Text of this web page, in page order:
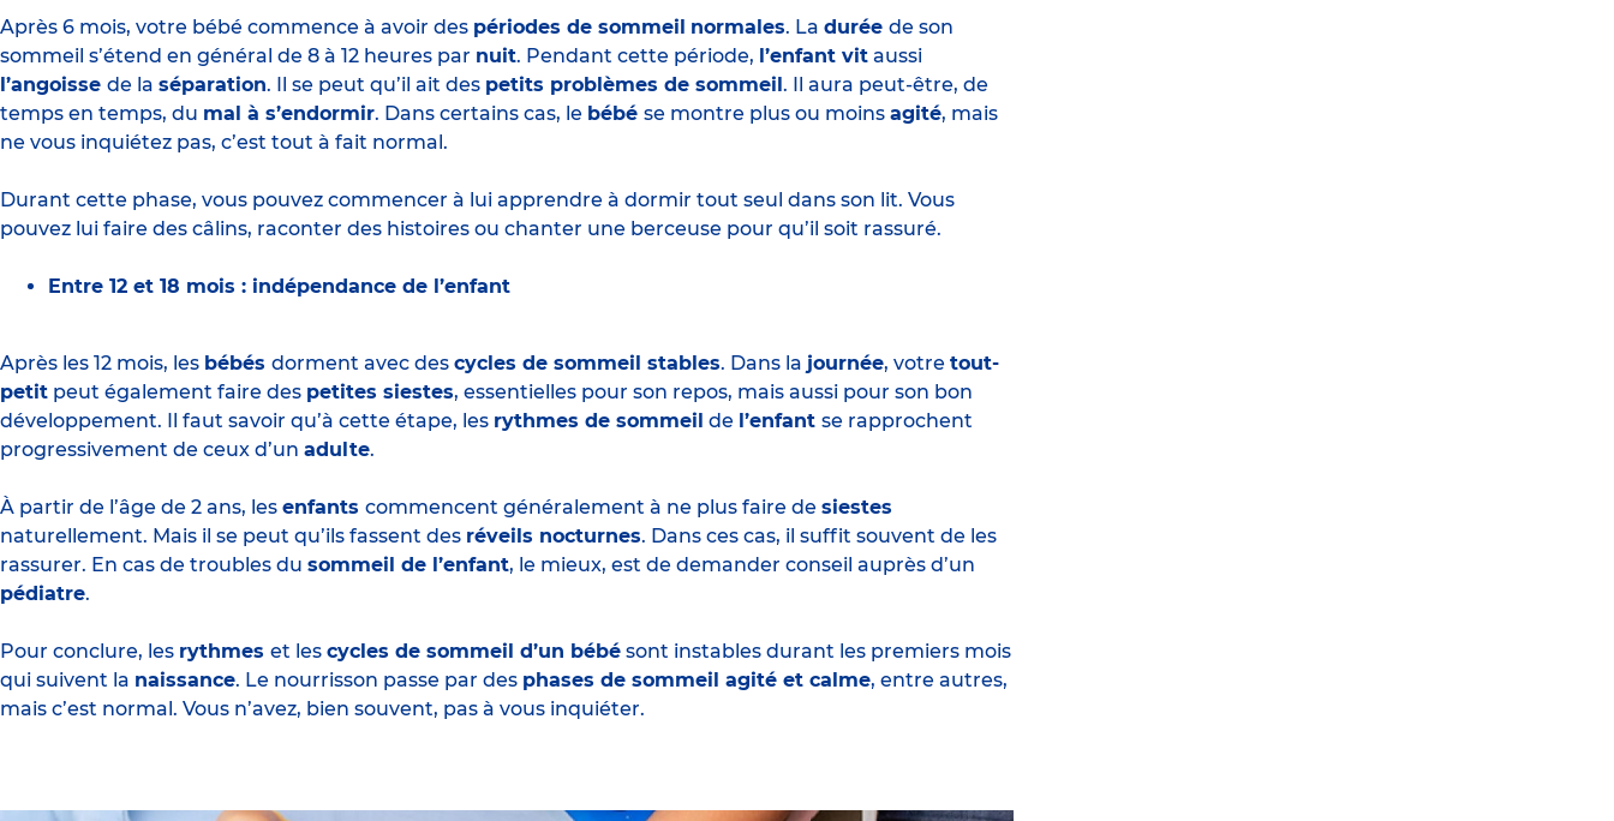
Après 6 mois, votre bébé commence à avoir des périodes de sommeil normales. La durée de son
sommeil s’étend en général de 8 à 12 heures par nuit. Pendant cette période, l’enfant vit aussi
l’angoisse de la séparation. Il se peut qu’il ait des petits problèmes de sommeil . Il aura peut-être, de
temps en temps, du mal à s’endormir. Dans certains cas, le bébé se montre plus ou moins agité, mais
ne vous inquiétez pas, c’est tout à fait normal.
Durant cette phase, vous pouvez commencer à lui apprendre à dormir tout seul dans son lit. Vous
pouvez lui faire des câlins, raconter des histoires ou chanter une berceuse pour qu’il soit rassuré.
Entre 12 et 18 mois : indépendance de l’enfant
Après les 12 mois, les bébés dorment avec des cycles de sommeil stables. Dans la journée, votre tout-
petit peut également faire des petites siestes, essentielles pour son repos, mais aussi pour son bon
développement. Il faut savoir qu’à cette étape, les rythmes de sommeil de l’enfant se rapprochent
progressivement de ceux d’un adulte.
À partir de l’âge de 2 ans, les enfants commencent généralement à ne plus faire de siestes
naturellement. Mais il se peut qu’ils fassent des réveils nocturnes. Dans ces cas, il suffit souvent de les
rassurer. En cas de troubles du sommeil de l’enfant, le mieux, est de demander conseil auprès d’un
pédiatre.
Pour conclure, les rythmes et les cycles de sommeil d’un bébé sont instables durant les premiers mois
qui suivent la naissance. Le nourrisson passe par des phases de sommeil agité et calme, entre autres,
mais c’est normal. Vous n’avez, bien souvent, pas à vous inquiéter.